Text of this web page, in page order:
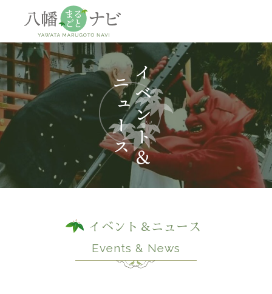
神社 観
イベント＆ニュース
Events & News